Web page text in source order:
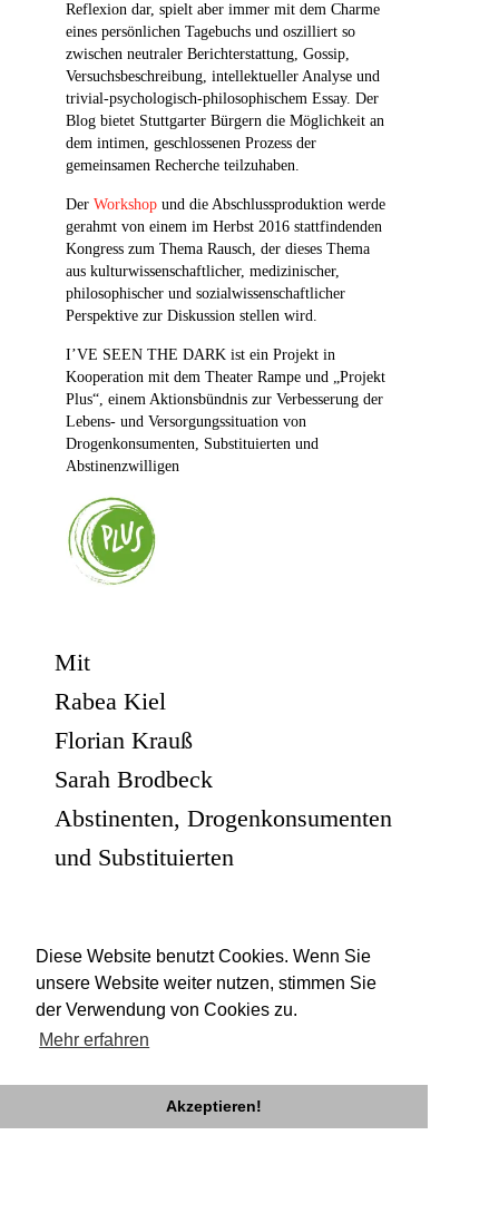
Diese Website benutzt Cookies. Wenn Sie
unsere Website weiter nutzen, stimmen Sie
der Verwendung von Cookies zu.
Mehr erfahren
Akzeptieren!
Reflexion dar, spielt aber immer mit dem Charme
eines persönlichen Tagebuchs und oszilliert so
zwischen neutraler Berichterstattung, Gossip,
Versuchsbeschreibung, intellektueller Analyse und
trivial-psychologisch-philosophischem Essay. Der
Blog bietet Stuttgarter Bürgern die Möglichkeit an
dem intimen, geschlossenen Prozess der
gemeinsamen Recherche teilzuhaben.
Der Workshop und die Abschlussproduktion werde
gerahmt von einem im Herbst 2016 stattfindenden
Kongress zum Thema Rausch, der dieses Thema
aus kulturwissenschaftlicher, medizinischer,
philosophischer und sozialwissenschaftlicher
Perspektive zur Diskussion stellen wird.
I’VE SEEN THE DARK ist ein Projekt in
Kooperation mit dem Theater Rampe und „Projekt
Plus“, einem Aktionsbündnis zur Verbesserung der
Lebens- und Versorgungssituation von
Drogenkonsumenten, Substituierten und
Abstinenzwilligen
Mit
Rabea Kiel
Florian Krauß
Sarah Brodbeck
Abstinenten, Drogenkonsumenten
und Substituierten
Sahar Rahimi
Martina Grohmann